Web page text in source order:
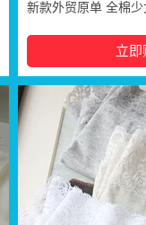
新款外贸原单 全棉
立